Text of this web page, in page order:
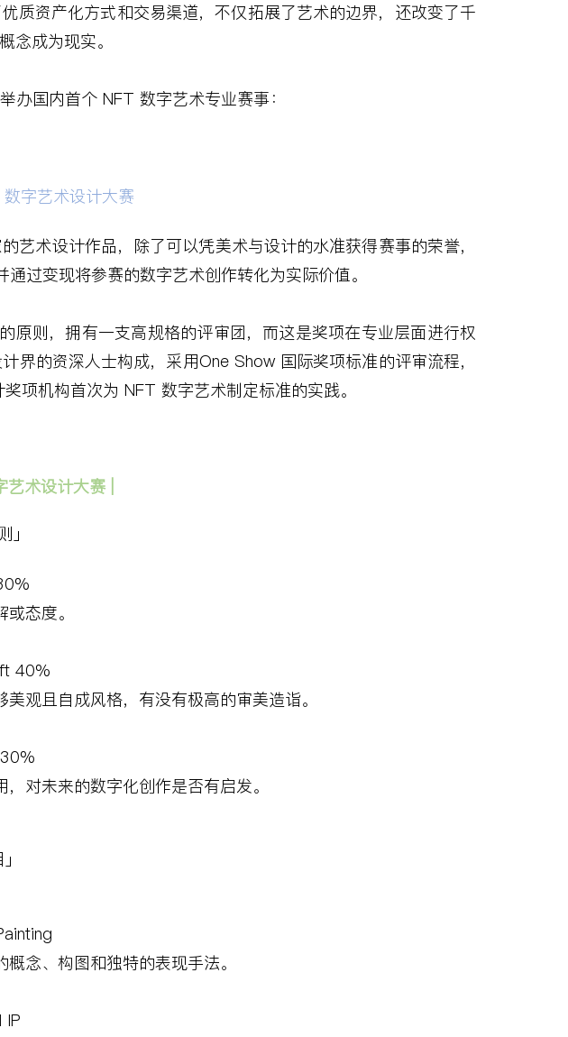
质资产化方式和交易渠道，不仅拓展了艺术的边界，还改变了千
概念成为现实。
办国内首个 NFT 数字艺术专业赛事：
数字艺术设计大赛
术设计作品，除了可以凭美术与设计的水准获得赛事的荣誉，
过变现将参赛的数字艺术创作转化为实际价值。
原则，拥有一支高规格的评审团，而这是奖项在专业层面进行权
界的资深人士构成，采用One Show 国际奖项标准的评审流程，
项机构首次为 NFT 数字艺术制定标准的实践。
艺术设计大赛
」
态度。
40%
观且自成风格，有没有极高的审美造诣。
对未来的数字化创作是否有启发。
念、构图和独特的表现手法。
IP